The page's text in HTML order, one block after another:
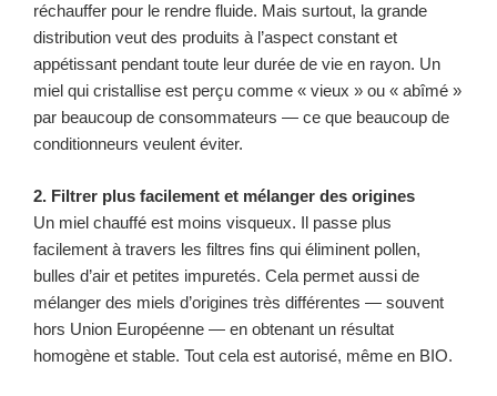
réchauffer pour le rendre fluide. Mais surtout, la grande
distribution veut des produits à l’aspect constant et
appétissant pendant toute leur durée de vie en rayon. Un
miel qui cristallise est perçu comme « vieux » ou « abîmé »
par beaucoup de consommateurs — ce que beaucoup de
conditionneurs veulent éviter.
2. Filtrer plus facilement et mélanger des origines
Un miel chauffé est moins visqueux. Il passe plus
facilement à travers les filtres fins qui éliminent pollen,
bulles d’air et petites impuretés. Cela permet aussi de
mélanger des miels d’origines très différentes — souvent
hors Union Européenne — en obtenant un résultat
homogène et stable. Tout cela est autorisé, même en BIO.